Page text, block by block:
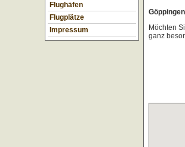
Flughäfen
Flugplätze
Impressum
Göppingen
Möchten
ganz